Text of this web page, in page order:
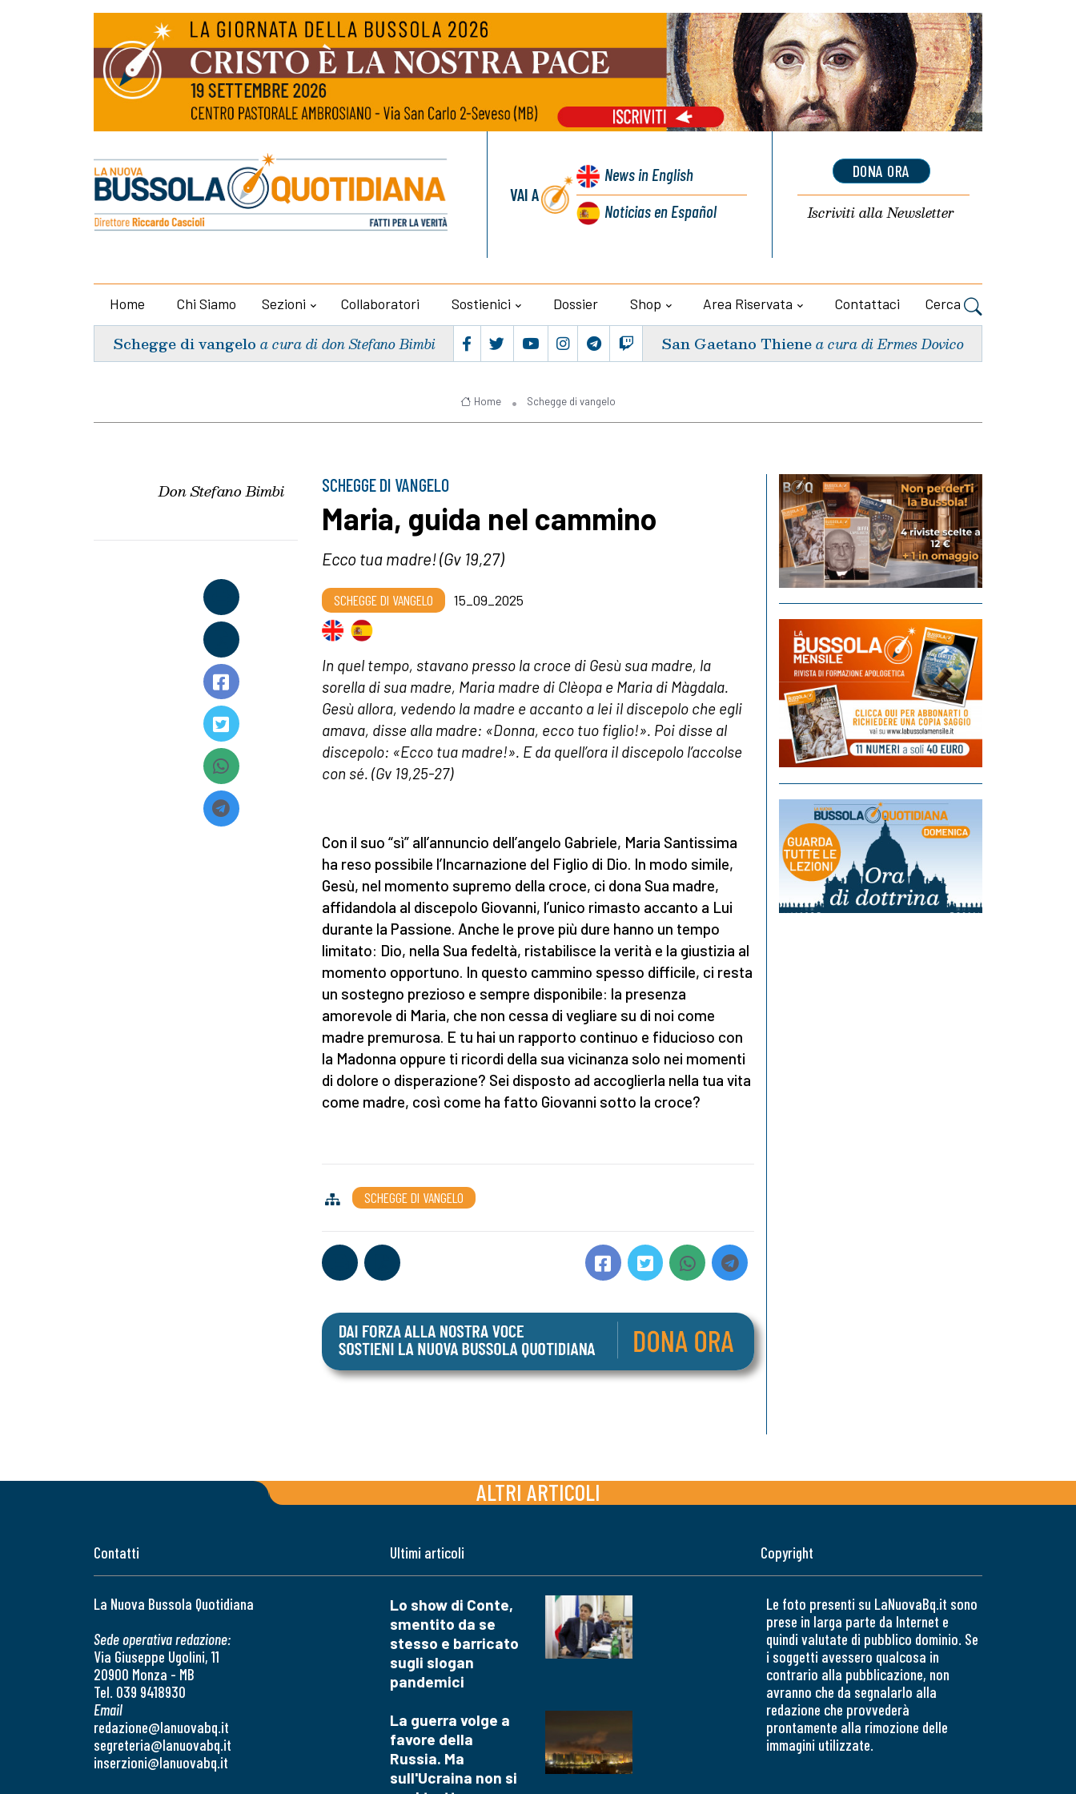
VAI A
Newsin English
Noticiasen Español
DONA ORA
Iscriviti allaNewsletter
Home Chi Siamo Sezioni Collaboratori Sostienici Dossier Shop Area Riservata Contattaci Cerca
Schegge di vangelo a cura di don Stefano Bimbi San Gaetano Thiene a cura di Ermes Dovico
Home Schegge di vangelo
Don Stefano Bimbi SCHEGGE DI VANGELO
Maria, guida nel cammino
Ecco tua madre! (Gv 19,27)
SCHEGGE DI VANGELO 15_09_2025
In quel tempo, stavano presso la croce di Gesù sua madre, la
sorella di sua madre, Maria madre di Clèopa e Maria di Màgdala.
Gesù allora, vedendo la madre e accanto a lei il discepolo che egli
amava, disse alla madre: «Donna, ecco tuo figlio!». Poi disse al
discepolo: «Ecco tua madre!». E da quell’ora il discepolo l’accolse
con sé. (Gv 19,25-27)
Con il suo “sì” all’annuncio dell’angelo Gabriele, Maria Santissima
ha reso possibile l’Incarnazione del Figlio di Dio. In modo simile,
Gesù, nel momento supremo della croce, ci dona Sua madre,
affidandola al discepolo Giovanni, l’unico rimasto accanto a Lui
durante la Passione. Anche le prove più dure hanno un tempo
limitato: Dio, nella Sua fedeltà, ristabilisce la verità e la giustizia al
momento opportuno. In questo cammino spesso difficile, ci resta
un sostegno prezioso e sempre disponibile: la presenza
amorevole di Maria, che non cessa di vegliare su di noi come
madre premurosa. E tu hai un rapporto continuo e fiducioso con
la Madonna oppure ti ricordi della sua vicinanza solo nei momenti
di dolore o disperazione? Sei disposto ad accoglierla nella tua vita
come madre, così come ha fatto Giovanni sotto la croce?
SCHEGGE DI VANGELO
ALTRI ARTICOLI
Contatti
La Nuova Bussola Quotidiana
Sede operativa redazione:
Via Giuseppe Ugolini, 11
20900 Monza - MB
Tel. 039 9418930
Email
redazione@lanuovabq.it
segreteria@lanuovabq.it
inserzioni@lanuovabq.it
Ultimi articoli
Lo show di Conte,
smentito da se
stesso e barricato
sugli slogan
pandemici
La guerra volge a
favore della
Russia. Ma
sull'Ucraina non si
Copyright
Le foto presenti su LaNuovaBq.it sono
prese in larga parte da Internet e
quindi valutate di pubblico dominio. Se
i soggetti avessero qualcosa in
contrario alla pubblicazione, non
avranno che da segnalarlo alla
redazione che provvederà
prontamente alla rimozione delle
immagini utilizzate.